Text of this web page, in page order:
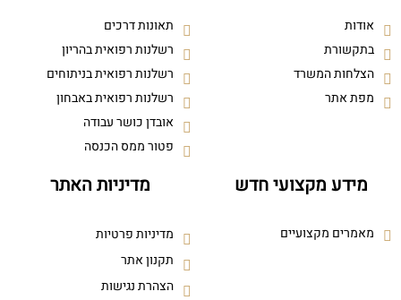
אודות
בתקשורת
הצלחות המשרד
מפת אתר
תאונות דרכים
רשלנות רפואית בהריון
רשלנות רפואית בניתוחים
רשלנות רפואית באבחון
אובדן כושר עבודה
פטור ממס הכנסה
מידע מקצועי חדש
מאמרים מקצועיים
מדיניות האתר
מדיניות פרטיות
תקנון אתר
הצהרת נגישות